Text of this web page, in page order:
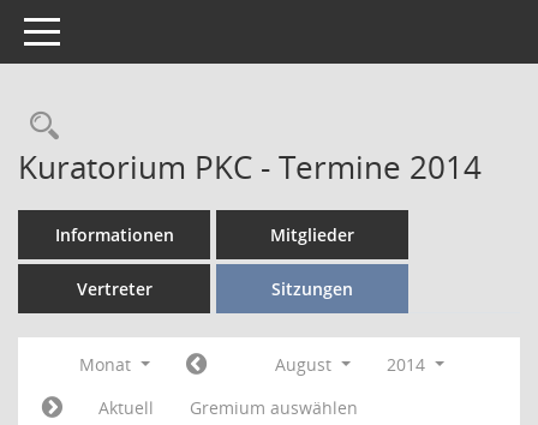
Toggle navigation
Kuratorium PKC - Termine 2014
Informationen Mitglieder
Vertreter Sitzungen
Monat August
2014
Aktuell
Gremium auswählen